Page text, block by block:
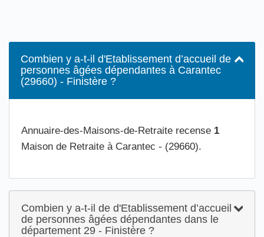
Combien y a-t-il d'Etablissement d’accueil de
personnes âgées dépendantes à Carantec
(29660) - Finistère ?
Annuaire-des-Maisons-de-Retraite recense 1
Maison de Retraite à Carantec - (29660).
Combien y a-t-il de d'Etablissement d’accueil
de personnes âgées dépendantes dans le
département 29 - Finistère ?